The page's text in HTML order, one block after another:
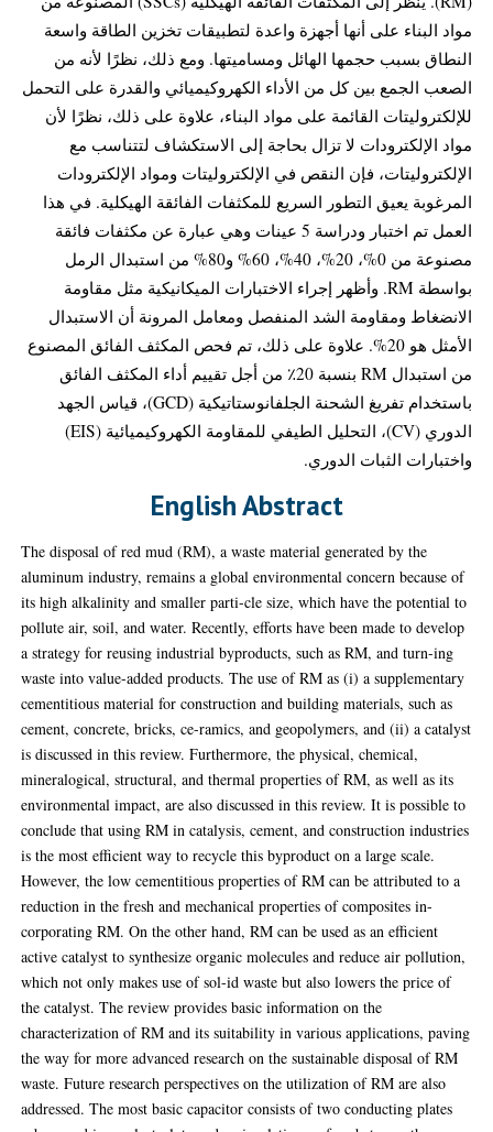
مواد البناء على أنها أجهزة واعدة لتطبيقات تخزين الطاقة واسعة
النطاق بسبب حجمها الهائل ومساميتها. ومع ذلك، نظرًا لأنه من
الصعب الجمع بين كل من الأداء الكهروكيميائي والقدرة على التحمل
للإلكتروليتات القائمة على مواد البناء، علاوة على ذلك، نظرًا لأن
مواد الإلكترودات لا تزال بحاجة إلى الاستكشاف لتتناسب مع
الإلكتروليتات، فإن النقص في الإلكتروليتات ومواد الإلكترودات
المرغوبة يعيق التطور السريع للمكثفات الفائقة الهيكلية. في هذا
العمل تم اختبار ودراسة 5 عينات وهي عبارة عن مكثفات فائقة
مصنوعة من 0%، 20%، 40%، 60% و80% من استبدال الرمل
بواسطة RM. وأظهر إجراء الاختبارات الميكانيكية مثل مقاومة
الانضغاط ومقاومة الشد المنفصل ومعامل المرونة أن الاستبدال
الأمثل هو 20%. علاوة على ذلك، تم فحص المكثف الفائق المصنوع
من استبدال RM بنسبة 20٪ من أجل تقييم أداء المكثف الفائق
باستخدام تفريغ الشحنة الجلفانوستاتيكية (GCD)، قياس الجهد
الدوري (CV)، التحليل الطيفي للمقاومة الكهروكيميائية (EIS)
واختبارات الثبات الدوري.
English Abstract
The disposal of red mud (RM), a waste material generated by the
aluminum industry, remains a global environmental concern because of
its high alkalinity and smaller parti-cle size, which have the potential to
pollute air, soil, and water. Recently, efforts have been made to develop
a strategy for reusing industrial byproducts, such as RM, and turn-ing
waste into value-added products. The use of RM as (i) a supplementary
cementitious material for construction and building materials, such as
cement, concrete, bricks, ce-ramics, and geopolymers, and (ii) a catalyst
is discussed in this review. Furthermore, the physical, chemical,
mineralogical, structural, and thermal properties of RM, as well as its
environmental impact, are also discussed in this review. It is possible to
conclude that using RM in catalysis, cement, and construction industries
is the most efficient way to recycle this byproduct on a large scale.
However, the low cementitious properties of RM can be attributed to a
reduction in the fresh and mechanical properties of composites in-
corporating RM. On the other hand, RM can be used as an efficient
active catalyst to synthesize organic molecules and reduce air pollution,
which not only makes use of sol-id waste but also lowers the price of
the catalyst. The review provides basic information on the
characterization of RM and its suitability in various applications, paving
the way for more advanced research on the sustainable disposal of RM
waste. Future research perspectives on the utilization of RM are also
addressed. The most basic capacitor consists of two conducting plates